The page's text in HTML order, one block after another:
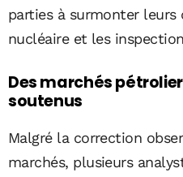
parties à surmonter leurs
nucléaire et les
Des marchés
soutenus
Malgré la correction
marchés, plusieurs